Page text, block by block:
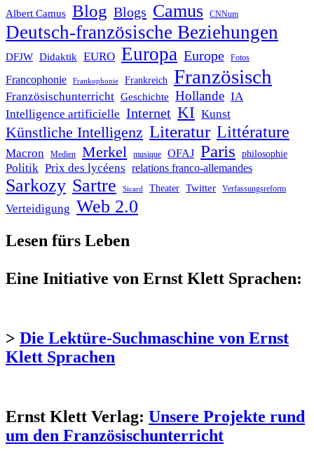
Albert Camus Blog Blogs Camus CNNum
Deutsch-französische Beziehungen
DFJW Didaktik EURO Europa Europe Fotos
Francophonie Frankophonie Frankreich Französisch
Französischunterricht Geschichte Hollande IA
Intelligence artificielle Internet KI Kunst
Künstliche Intelligenz Literatur Littérature
Macron Medien Merkel musique OFAJ Paris philosophie
Politik Prix des lycéens relations franco-allemandes
Sarkozy Sartre Sicard Theater Twitter Verfassungsreform
Verteidigung Web 2.0
Lesen fürs Leben
Eine Initiative von Ernst Klett Sprachen:
> Die Lektüre-Suchmaschine von Ernst
Klett Sprachen
Ernst Klett Verlag: Unsere Projekte rund
um den Französischunterricht